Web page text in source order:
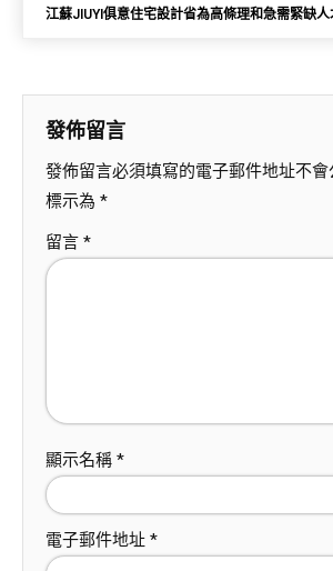
江蘇JIUYI俱意住宅設計省為高條理和急需緊缺
發佈留言
發佈留言必須填寫的電子郵件地址不會
標示為 *
留言 *
顯示名稱 *
電子郵件地址 *